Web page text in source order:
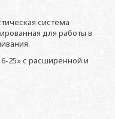
система
для работы в
25» с расширенной и